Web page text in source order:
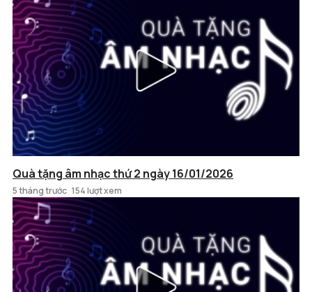
Quà tặng âm nhạc thứ 2 ngày 16/01/2026
5 tháng trước 154 lượt xem